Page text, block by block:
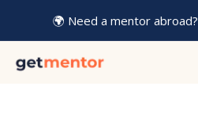
🌍 Need a mentor abroad?